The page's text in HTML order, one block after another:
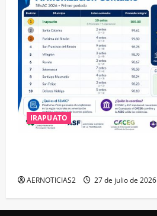
IRAPUATO
AERNOTICIAS2 27 de julio de 2026